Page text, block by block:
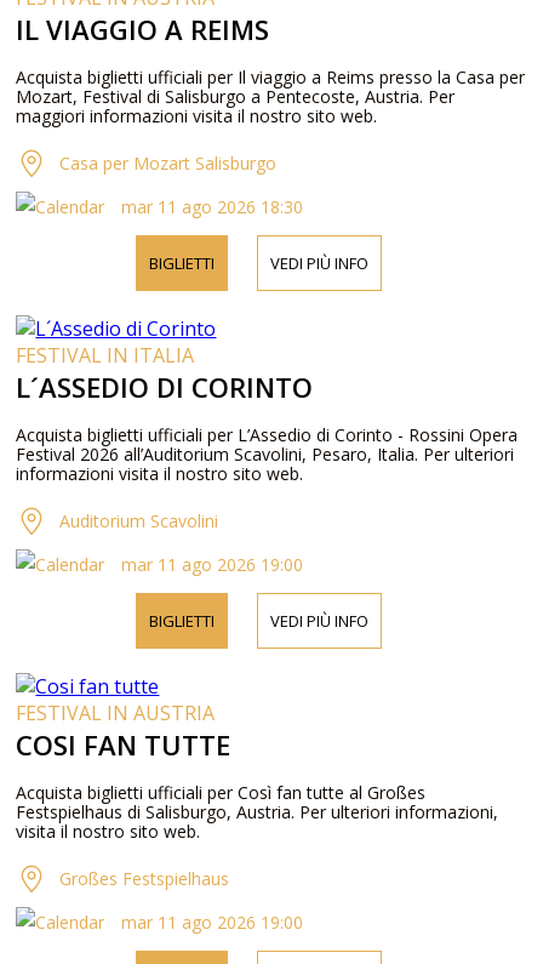
IL VIAGGIO A REIMS
Acquista biglietti ufficiali per Il viaggio a Reims presso la Casa per
Mozart, Festival di Salisburgo a Pentecoste, Austria. Per
maggiori informazioni visita il nostro sito web.
Casa per Mozart Salisburgo
mar 11 ago 2026 18:30
BIGLIETTI VEDI PIÙ INFO
FESTIVAL IN ITALIA
L´ASSEDIO DI CORINTO
Acquista biglietti ufficiali per L’Assedio di Corinto - Rossini Opera
Festival 2026 all’Auditorium Scavolini, Pesaro, Italia. Per ulteriori
informazioni visita il nostro sito web.
Auditorium Scavolini
mar 11 ago 2026 19:00
BIGLIETTI VEDI PIÙ INFO
FESTIVAL IN AUSTRIA
COSI FAN TUTTE
Acquista biglietti ufficiali per Così fan tutte al Großes
Festspielhaus di Salisburgo, Austria. Per ulteriori informazioni,
visita il nostro sito web.
Großes Festspielhaus
mar 11 ago 2026 19:00